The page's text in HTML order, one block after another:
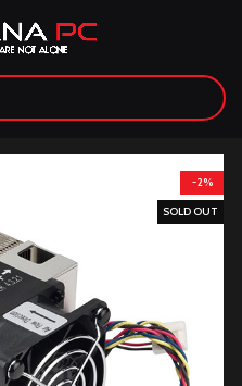
-2%
SOLD OUT